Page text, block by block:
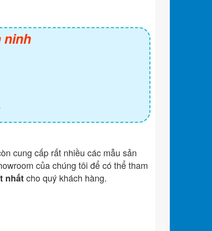
ninh
cung cấp rất nhiều các mẫu sản
của chúng tôi để có thể tham
nhấtcho quý khách hàng.